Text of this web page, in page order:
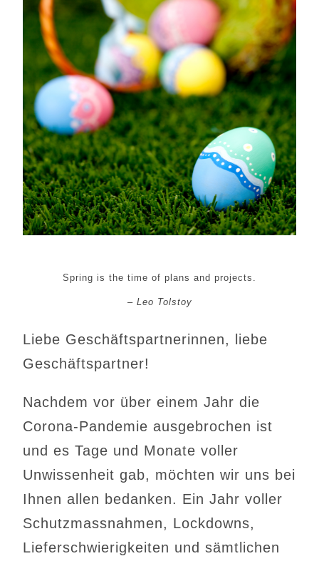
Spring is the time of plans and projects.
– Leo Tolstoy
Liebe Geschäftspartnerinnen, liebe
Geschäftspartner!
Nachdem vor über einem Jahr die
Corona-Pandemie ausgebrochen ist
und es Tage und Monate voller
Unwissenheit gab, möchten wir uns bei
Ihnen allen bedanken. Ein Jahr voller
Schutzmassnahmen, Lockdowns,
Lieferschwierigkeiten und sämtlichen